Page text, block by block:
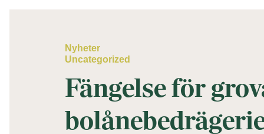
Nyheter
Uncategorized
Fängelse för